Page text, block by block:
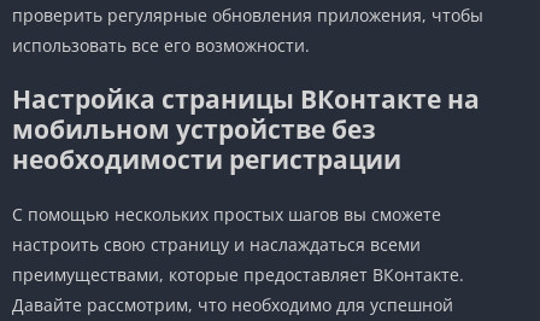
проверить регулярные обновления приложения, чтобы
использовать все его возможности.
Настройка страницы ВКонтакте на
мобильном устройстве без
необходимости регистрации
С помощью нескольких простых шагов вы сможете
настроить свою страницу и наслаждаться всеми
преимуществами, которые предоставляет ВКонтакте.
Давайте рассмотрим, что необходимо для успешной